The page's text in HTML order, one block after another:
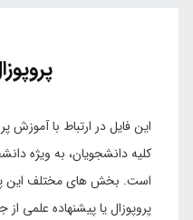
این فایل در ارتباط با
کلیه دانشجویان، به ویژه
است. بخش های مختلف این
پروپوزال یا پیشنهاده علمی